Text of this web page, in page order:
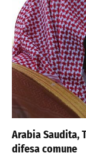
Arabia Saudita,
difesa comune